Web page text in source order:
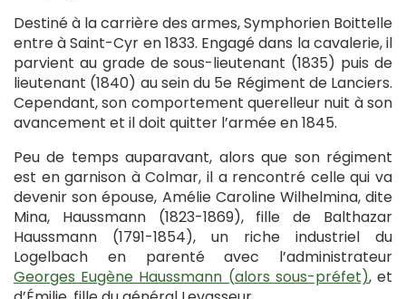
Destiné à la carrière des armes, Symphorien Boittelle
entre à Saint-Cyr en 1833. Engagé dans la cavalerie, il
parvient au grade de sous-lieutenant (1835) puis de
lieutenant (1840) au sein du 5e Régiment de Lanciers.
Cependant, son comportement querelleur nuit à son
avancement et il doit quitter l’armée en 1845.
Peu de temps auparavant, alors que son régiment
est en garnison à Colmar, il a rencontré celle qui va
devenir son épouse, Amélie Caroline Wilhelmina, dite
Mina, Haussmann (1823-1869), fille de Balthazar
Haussmann (1791-1854), un riche industriel du
Logelbach en parenté avec l’administrateur
Georges Eugène Haussmann (alors sous-préfet), et